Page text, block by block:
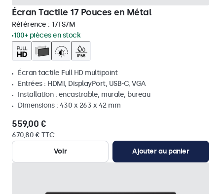
Écran Tactile 17 Pouces en Métal
Référence : 17TS7M
100+ pièces en stock
Écran tactile Full HD multipoint
Entrées : HDMI, DisplayPort, USB-C, VGA
Installation : encastrable, murale, bureau
Dimensions : 430 x 263 x 42 mm
559,00 €
670,80 € TTC
Voir
Ajouter au panier